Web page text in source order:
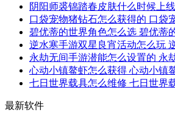
阴阳师裘锦踏春皮肤什么时候上
口袋宠物猪钻石怎么获得的 口袋
碧优蒂的世界角色怎么选 碧优蒂
逆水寒手游双星良宵活动怎么玩
永劫无间手游潜能怎么设置的 永
心动小镇鳌虾怎么获得 心动小镇
七日世界载具怎么维修 七日世界
最新软件